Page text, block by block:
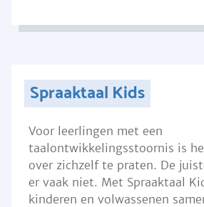
Spraaktaal Kids
Voor leerlingen met een
taalontwikkelingsstoornis is
over zichzelf te praten. De
er vaak niet. Met Spraaktaal
kinderen en volwassenen